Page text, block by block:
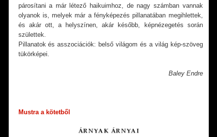
párosítani a már létező haikuimhoz, de nagy számban vannak
olyanok is, melyek már a fényképezés pillanatában megihlettek,
és akár ott, a helyszínen, akár később, képnézegetés során
születtek.
Pillanatok és asszociációk: belső világom és a világ kép-szöveg
tükörképei.
Baley Endre
Mustra a kötetből